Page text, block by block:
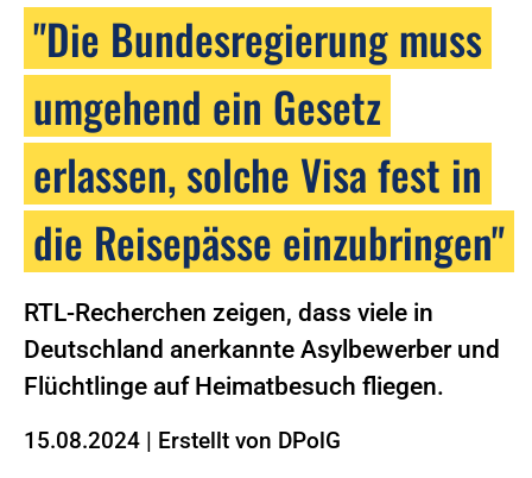
"Die Bundesregierung muss
umgehend ein Gesetz
erlassen, solche Visa fest in
die Reisepässe einzubringen"
RTL-Recherchen zeigen, dass viele in
Deutschland anerkannte Asylbewerber und
Flüchtlinge auf Heimatbesuch fliegen.
15.08.2024 | Erstellt von DPolG